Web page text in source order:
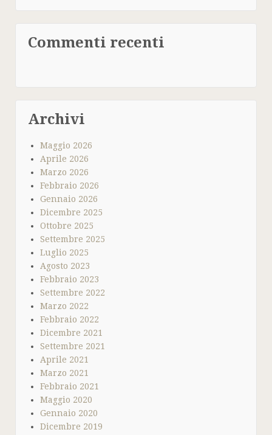
Commenti recenti
Archivi
Maggio 2026
Aprile 2026
Marzo 2026
Febbraio 2026
Gennaio 2026
Dicembre 2025
Ottobre 2025
Settembre 2025
Luglio 2025
Agosto 2023
Febbraio 2023
Settembre 2022
Marzo 2022
Febbraio 2022
Dicembre 2021
Settembre 2021
Aprile 2021
Marzo 2021
Febbraio 2021
Maggio 2020
Gennaio 2020
Dicembre 2019